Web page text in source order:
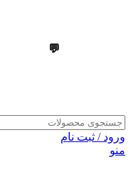
💬
ورود / ثبت نام
منو